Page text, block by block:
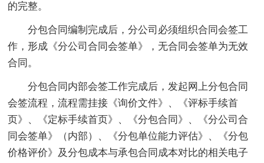
的完整。
分包合同编制完成后，分公司必须组织合同会签工
作，形成《分公司合同会签单》，无合同会签单为无效
合同。
分包合同内部会签工作完成后，发起网上分包合同
会签流程，流程需挂接《询价文件》、《评标手续首
页》、《定标手续首页》、《分包合同》、《分公司合
同会签单》（内部）、《分包单位能力评估》、《分包
价格评价》及分包成本与承包合同成本对比的相关电子